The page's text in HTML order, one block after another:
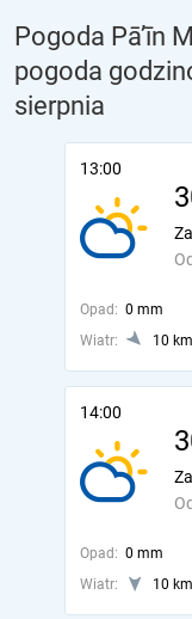
Pogoda Pā’īn
pogoda
sierpnia
13:00
Opad: 0 mm
Wiatr:
10
14:00
Opad: 0 mm
Wiatr:
10